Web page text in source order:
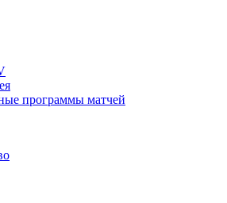
программы матчей